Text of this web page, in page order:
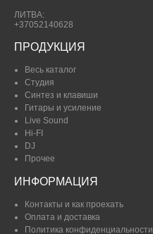
ЛИТВА:
+37052140628
ПРОДУКЦИЯ
Весь каталог
Студия
Синтез и клавиши
Гитары и усиление
Live Sound
Hi-FI
DJ
Прочее
ИНФОРМАЦИЯ
Контакты и как проехать
Оплата и доставка
Политика конфиденциальности